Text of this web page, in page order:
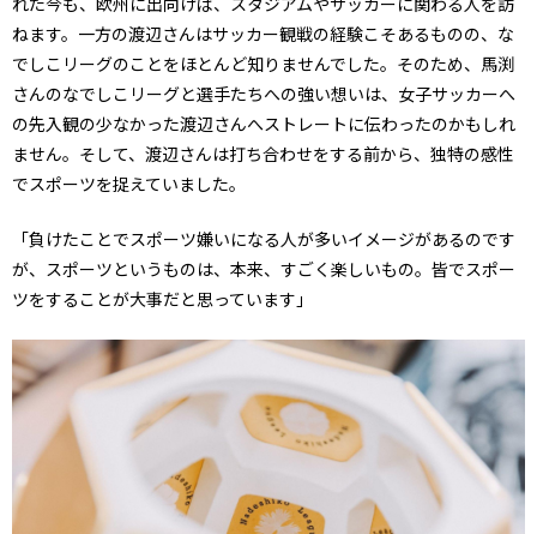
ねます。一方の渡辺さんはサッカー観戦の経験こそあるものの、な
でしこリーグのことをほとんど知りませんでした。そのため、馬渕
さんのなでしこリーグと選手たちへの強い想いは、女子サッカーへ
の先入観の少なかった渡辺さんへストレートに伝わったのかもしれ
ません。そして、渡辺さんは打ち合わせをする前から、独特の感性
でスポーツを捉えていました。
「負けたことでスポーツ嫌いになる人が多いイメージがあるのです
が、スポーツというものは、本来、すごく楽しいもの。皆でスポー
ツをすることが大事だと思っています」